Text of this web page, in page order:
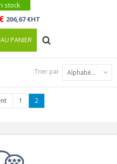
stock
206,67 €HT
PANIER
Trier par Alphabétique : A à Z
1 2